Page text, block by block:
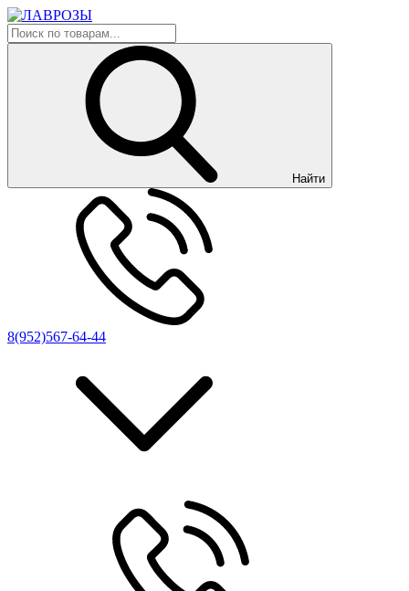
Найти
8(952)567-64-44